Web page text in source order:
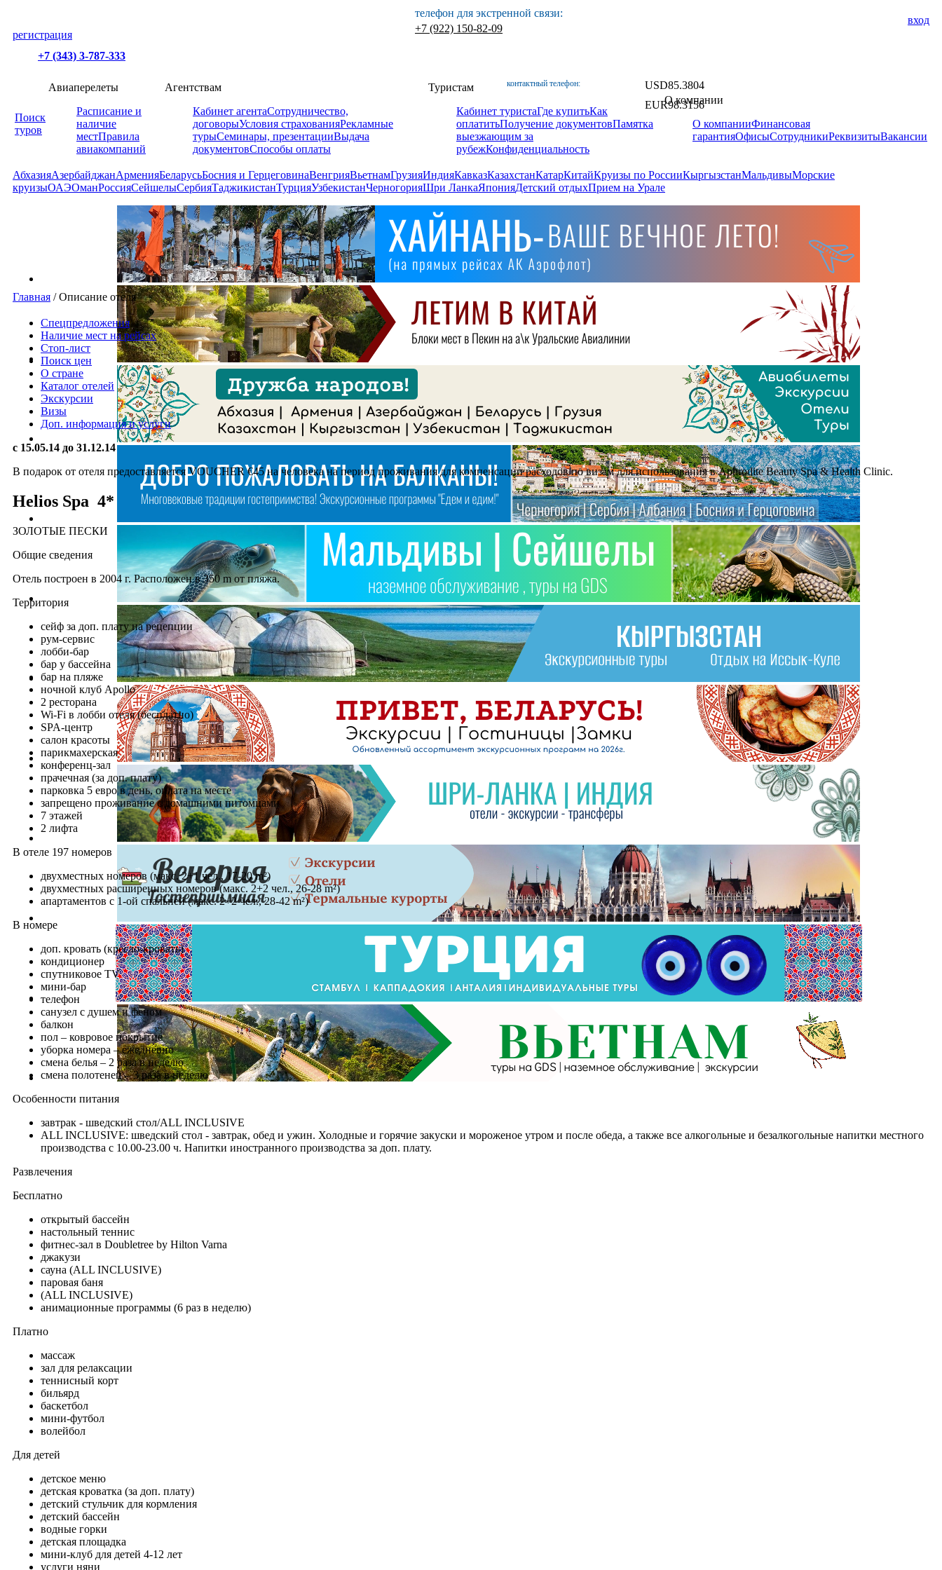
вход
регистрация
+7 (343) 3-787-333
телефон для экстренной связи:
+7 (922) 150-82-09
контактный телефон: USD85.3804
EUR98.3156
Поиск
туров
Авиаперелеты
Расписание и
наличие
местПравила
авиакомпаний
Агентствам
Кабинет агентаСотрудничество,
договорыУсловия страхованияРекламные
турыСеминары, презентацииВыдача
документовСпособы оплаты
Туристам
Кабинет туристаГде купитьКак
оплатитьПолучение документовПамятка
выезжающим за
рубежКонфиденциальность
О компании
О компанииФинансовая
гарантияОфисыСотрудникиРеквизитыВакансии
АбхазияАзербайджанАрменияБеларусьБосния и ГерцеговинаВенгрияВьетнамГрузияИндияКавказКазахстанКатарКитайКруизы по РоссииКыргызстанМальдивыМорские
круизыОАЭОманРоссияСейшелыСербияТаджикистанТурцияУзбекистанЧерногорияШри ЛанкаЯпонияДетский отдыхПрием на Урале
Главная /Описание отеля
Спецпредложения
Наличие мест на рейсах
Стоп-лист
Поиск цен
О стране
Каталог отелей
Экскурсии
Визы
Доп. информация и услуги
с 15.05.14 до 31.12.14
В подарок от отеля предоставляется VOUCHER €45 на человека на период проживания для компенсации расходов по визам для использования в Aphrodite Beauty Spa & Health Clinic.
Helios Spa 4*
ЗОЛОТЫЕ ПЕСКИ
Общие сведения
Отель построен в 2004 г. Расположен в 350 m от пляжа.
Территория
сейф за доп. плату на рецепции
рум-сервис
лобби-бар
бар у бассейна
бар на пляже
ночной клуб Apollo
2 ресторана
Wi-Fi в лобби отеля (бесплатно)
SPA-центр
салон красоты
парикмахерская
конференц-зал
прачечная (за доп. плату)
парковка 5 евро в день, оплата на месте
запрещено проживание с домашними питомцами
7 этажей
2 лифта
В отеле 197 номеров
двухместных номеров (макс. 2+1 чел., 17-20 m²)
двухместных расширенных номеров (макс. 2+2 чел., 26-28 m²)
апартаментов с 1-ой спальней (макс. 2+2 чел., 28-42 m²)
В номере
доп. кровать (кресло-кровать)
кондиционер
спутниковое TV
мини-бар
телефон
санузел с душем и феном
балкон
пол – ковровое покрытие
уборка номера – ежедневно
смена белья – 2 раза в неделю
смена полотенец – 3 раза в неделю
Особенности питания
завтрак - шведский стол/ALL INCLUSIVE
ALL INCLUSIVE: шведский стол - завтрак, обед и ужин. Холодные и горячие закуски и мороженое утром и после обеда, а также все алкогольные и безалкогольные напитки местного
производства с 10.00-23.00 ч. Напитки иностранного производства за доп. плату.
Развлечения
Бесплатно
открытый бассейн
настольный теннис
фитнес-зал в Doubletree by Hilton Varna
джакузи
сауна (ALL INCLUSIVE)
паровая баня
(ALL INCLUSIVE)
анимационные программы (6 раз в неделю)
Платно
массаж
зал для релаксации
теннисный корт
бильярд
баскетбол
мини-футбол
волейбол
Для детей
детское меню
детская кроватка (за доп. плату)
детский стульчик для кормления
детский бассейн
водные горки
детская площадка
мини-клуб для детей 4-12 лет
услуги няни